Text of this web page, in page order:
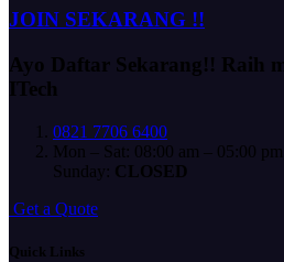
JOIN SEKARANG !!
Ayo Daftar Sekarang!! Raih
ITech
0821 7706 6400
Mon – Sat: 08:00 am – 05:00 pm,
Sunday: CLOSED
Get a Quote
Quick Links